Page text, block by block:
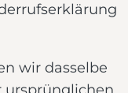
wir dasselbe